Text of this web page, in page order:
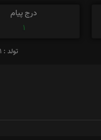
درج پیام
1
تولد : 1303/01/01